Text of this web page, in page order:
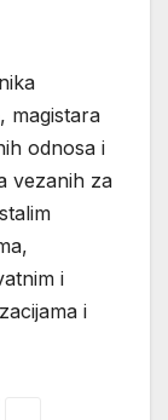
magistara
odnosa i
vezanih za
i
i